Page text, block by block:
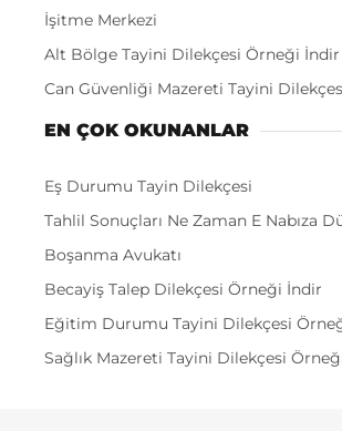
İşitme Merkezi
Alt Bölge Tayini Dilekçesi Örneği İndir
Can Güvenliği Mazereti Tayini
EN ÇOK OKUNANLAR
Eş Durumu Tayin Dilekçesi
Tahlil Sonuçları Ne Zaman E Nabıza
Boşanma Avukatı
Becayiş Talep Dilekçesi Örneği İndir
Eğitim Durumu Tayini Dilekçesi
Sağlık Mazereti Tayini Dilekçesi